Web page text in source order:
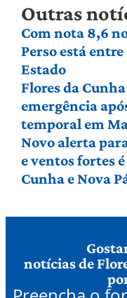
Outras
Com nota 8,6
Perso está
Estado
Flores da
emergência
temporal em
Novo alerta
e ventos fortes
Cunha e Nova
notícias de